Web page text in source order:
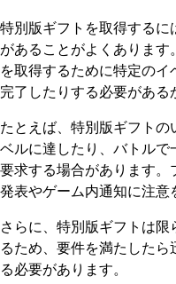
特別版ギフトを取得する
があることがよくありま
を取得するために特定の
完了したりする必要がある
たとえば、特別版ギフト
ベルに達したり、バトル
要求する場合があります
発表やゲーム内通知に注意
さらに、特別版ギフトは
るため、要件を満たした
る必要があります。